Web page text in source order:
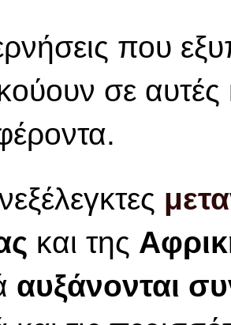
που
σε αυτές
και της
αυξάνονται